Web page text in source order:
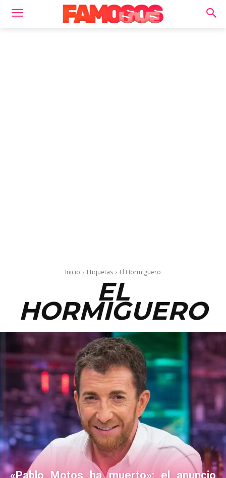
Inicio Etiquetas El Hormiguero
EL
HORMIGUERO
«Pablo Motos ha muerto»: el anuncio